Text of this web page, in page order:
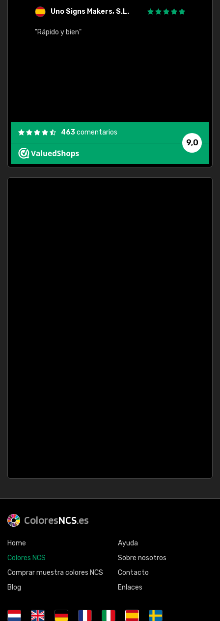
Uno Signs Makers, S.L.
"Rápido y bien"
9,0
463comentarios
ColoresNCS.es
Home
Colores NCS
Comprar muestra colores NCS
Blog
Ayuda
Sobre nosotros
Contacto
Enlaces